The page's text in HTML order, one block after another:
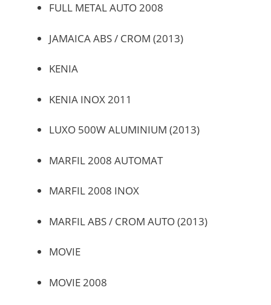
FULL METAL AUTO 2008
JAMAICA ABS / CROM (2013)
KENIA
KENIA INOX 2011
LUXO 500W ALUMINIUM (2013)
MARFIL 2008 AUTOMAT
MARFIL 2008 INOX
MARFIL ABS / CROM AUTO (2013)
MOVIE
MOVIE 2008